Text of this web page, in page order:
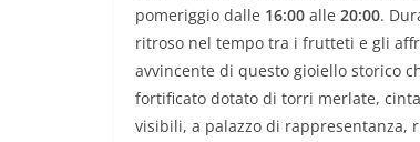
pomeriggio dalle 16:00 alle 20:00.
ritroso nel tempo tra i frutteti e gli
avvincente di questo gioiello storico
fortificato dotato di torri merlate,
visibili, a palazzo di rappresentanza,